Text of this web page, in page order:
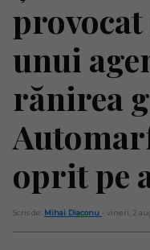
unui
rănirea
oprit pe
Scris de: Mihai Diaconu - vineri, 2